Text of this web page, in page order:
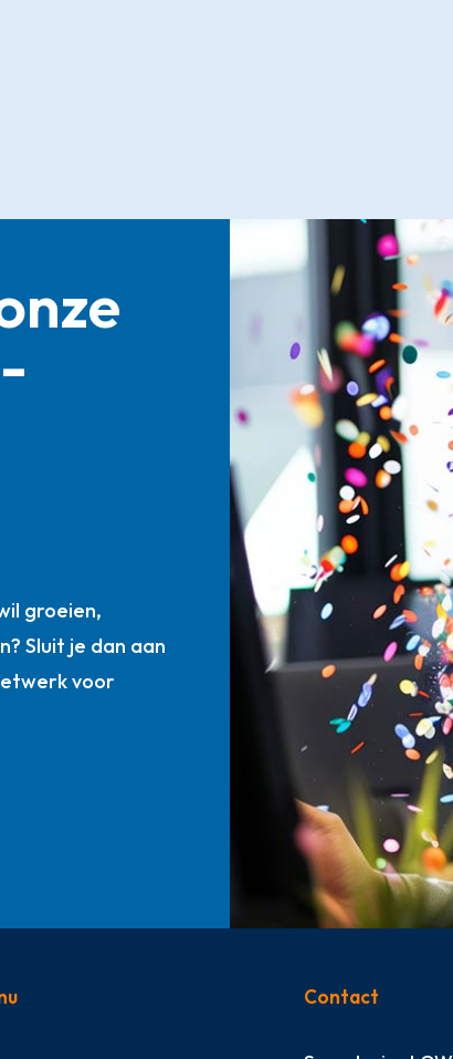
groeien,
Sluit je dan aan
voor
Contact